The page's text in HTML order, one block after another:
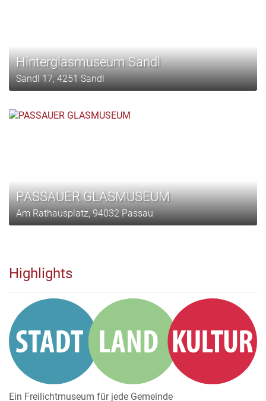
Hinterglasmuseum Sandl
Sandl 17, 4251 Sandl
PASSAUER GLASMUSEUM
Am Rathausplatz, 94032 Passau
Highlights
Ein Freilichtmuseum für jede Gemeinde